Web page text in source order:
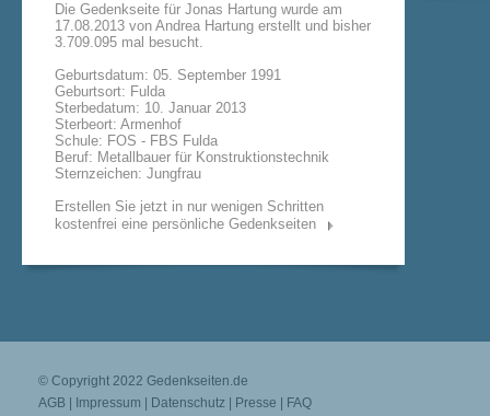
Die Gedenkseite für Jonas Hartung wurde am
17.08.2013 von Andrea Hartung erstellt und bisher
3.709.095 mal besucht.
Geburtsdatum: 05. September 1991
Geburtsort: Fulda
Sterbedatum: 10. Januar 2013
Sterbeort: Armenhof
Schule: FOS - FBS Fulda
Beruf: Metallbauer für Konstruktionstechnik
Sternzeichen: Jungfrau
Erstellen Sie jetzt in nur wenigen Schritten
kostenfrei eine persönliche Gedenkseiten
© Copyright 2022 Gedenkseiten.de
AGB
Impressum Datenschutz Presse
FAQ